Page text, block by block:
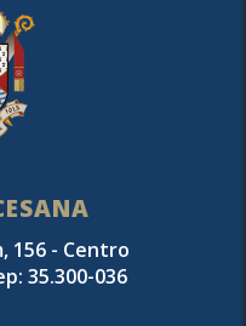
156 - Centro
35.300-036